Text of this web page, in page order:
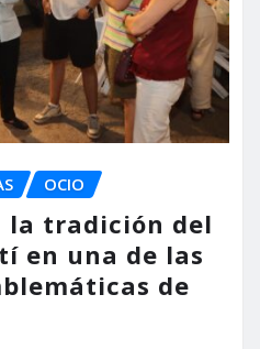
OCIO
la tradición del
en una de las
de